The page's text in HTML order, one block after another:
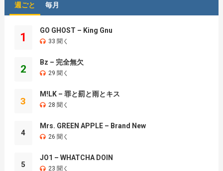
週ごと 毎月
1
GO GHOST – King Gnu
33 聞く
2
Bz – 完全無欠
29 聞く
3
M!LK – 罪と罰と雨とキス
28 聞く
4
Mrs. GREEN APPLE – Brand New
26 聞く
5
JO1 – WHATCHA DOIN
23 聞く